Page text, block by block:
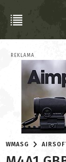
REKLAMA
WMASG